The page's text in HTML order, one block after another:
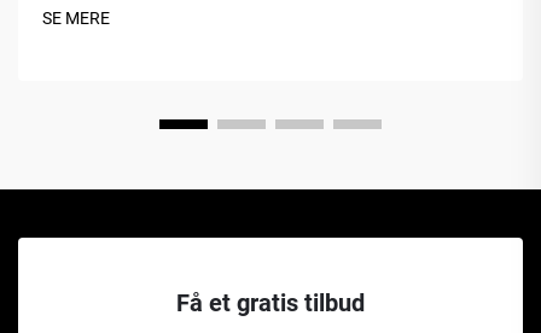
SE MERE
Få et gratis tilbud